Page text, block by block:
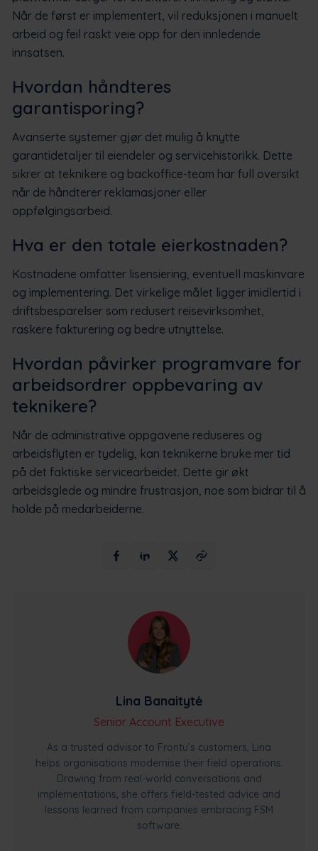
Når de først er implementert, vil reduksjonen i manuelt
arbeid og feil raskt veie opp for den innledende
innsatsen.
Hvordan håndteres
garantisporing?
Avanserte systemer gjør det mulig å knytte
garantidetaljer til eiendeler og servicehistorikk. Dette
sikrer at teknikere og backoffice-team har full oversikt
når de håndterer reklamasjoner eller
oppfølgingsarbeid.
Hva er den totale eierkostnaden?
Kostnadene omfatter lisensiering, eventuell maskinvare
og implementering. Det virkelige målet ligger imidlertid i
driftsbesparelser som redusert reisevirksomhet,
raskere fakturering og bedre utnyttelse.
Hvordan påvirker programvare for
arbeidsordrer oppbevaring av
teknikere?
Når de administrative oppgavene reduseres og
arbeidsflyten er tydelig, kan teknikerne bruke mer tid
på det faktiske servicearbeidet. Dette gir økt
arbeidsglede og mindre frustrasjon, noe som bidrar til å
holde på medarbeiderne.
Lina Banaitytė
Senior Account Executive
As a trusted advisor to Frontu’s customers, Lina
helps organisations modernise their field operations.
Drawing from real-world conversations and
implementations, she offers field-tested advice and
lessons learned from companies embracing FSM
software.